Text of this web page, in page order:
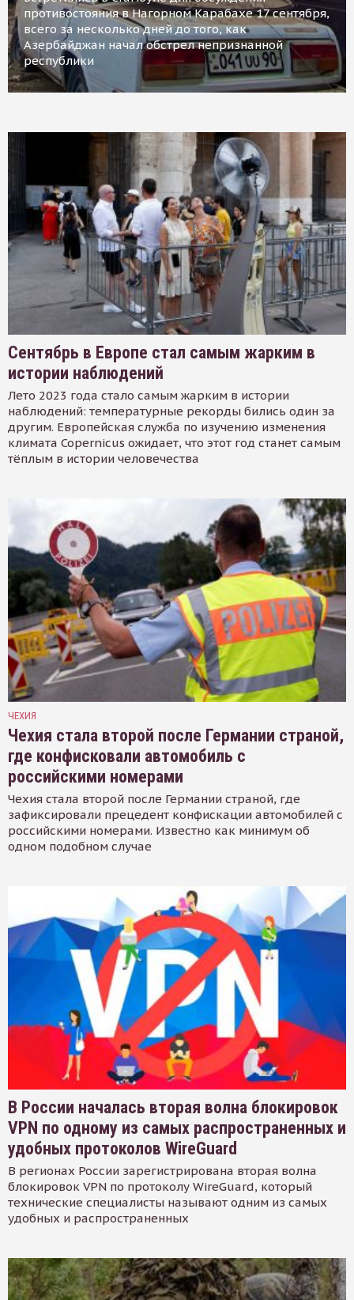
противостояния в Нагорном Карабахе 17 сентября,
всего за несколько дней до того, как
Азербайджан начал обстрел непризнанной
республики
Сентябрь в Европе стал самым жарким в
истории наблюдений
Лето 2023 года стало самым жарким в истории
наблюдений: температурные рекорды бились один за
другим. Европейская служба по изучению изменения
климата Copernicus ожидает, что этот год станет самым
тёплым в истории человечества
ЧЕХИЯ
Чехия стала второй после Германии страной,
где конфисковали автомобиль с
российскими номерами
Чехия стала второй после Германии страной, где
зафиксировали прецедент конфискации автомобилей с
российскими номерами. Известно как минимум об
одном подобном случае
В России началась вторая волна блокировок
VPN по одному из самых распространенных и
удобных протоколов WireGuard
В регионах России зарегистрирована вторая волна
блокировок VPN по протоколу WireGuard, который
технические специалисты называют одним из самых
удобных и распространенных